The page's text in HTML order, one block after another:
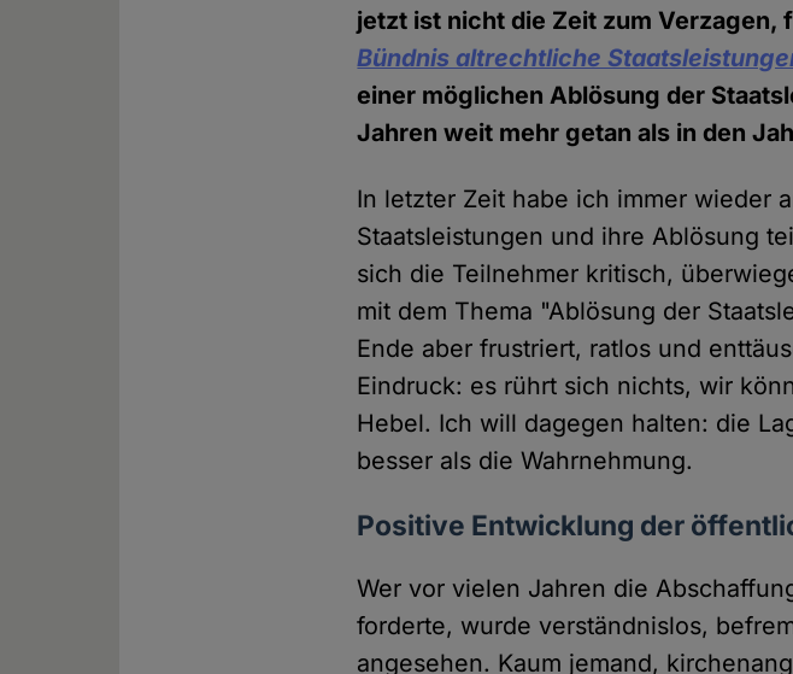
jetzt ist nicht die Zeit zum
Bündnis altrechtliche
einer möglichen Ablösung der
Jahren weit mehr getan als in den
In letzter Zeit habe ich immer wieder
Staatsleistungen und ihre Ablösung
sich die Teilnehmer kritisch,
mit dem Thema "Ablösung der
Ende aber frustriert, ratlos und
Eindruck: es rührt sich nichts, wir
Hebel. Ich will dagegen halten: die
besser als die Wahrnehmung.
Positive Entwicklung der
Wer vor vielen Jahren die
forderte, wurde verständnislos,
angesehen. Kaum jemand,